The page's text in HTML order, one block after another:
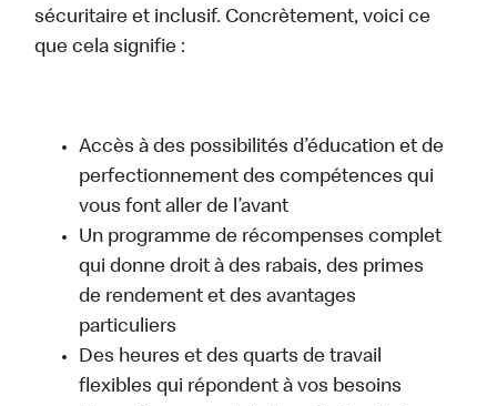
sécuritaire et inclusif. Concrètement, voici ce
que cela signifie :
Accès à des possibilités d’éducation et de
perfectionnement des compétences qui
vous font aller de l’avant
Un programme de récompenses complet
qui donne droit à des rabais, des primes
de rendement et des avantages
particuliers
Des heures et des quarts de travail
flexibles qui répondent à vos besoins